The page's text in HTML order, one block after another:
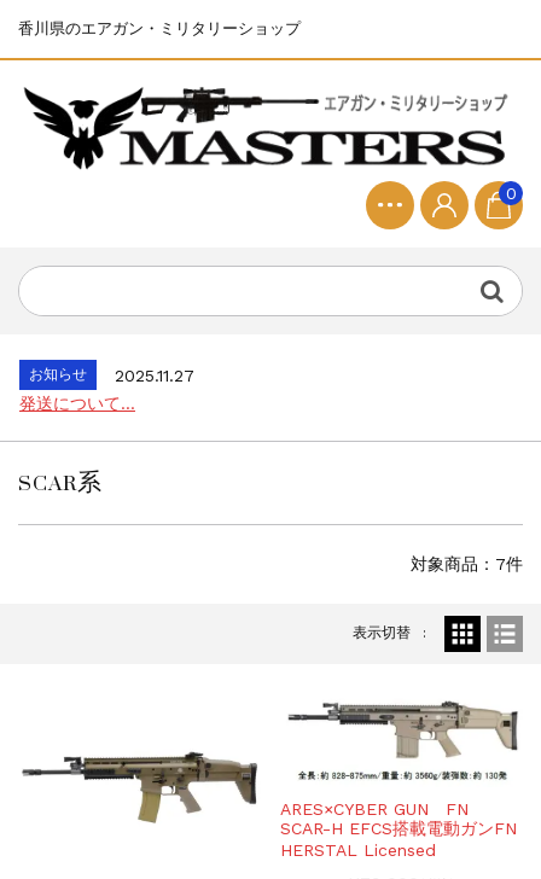
香川県のエアガン・ミリタリーショップ
0
ちょっと面白い電動416修理...
お知らせ
2026.8.4
お知らせ
2025.11.27
発送について...
お知らせ
ちょっと面白い電動416修理...
SCAR系
対象商品：7件
表示切替
ARES×CYBER GUN FN
SCAR-H EFCS搭載電動ガンFN
HERSTAL Licensed